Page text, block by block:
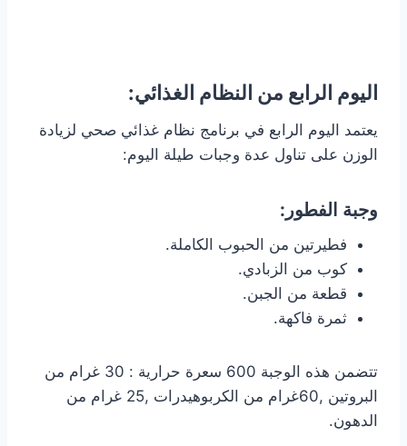
اليوم الرابع من النظام الغذائي:
يعتمد اليوم الرابع في برنامج نظام غذائي صحي لزيادة
الوزن على تناول عدة وجبات طيلة اليوم:
وجبة الفطور:
فطيرتين من الحبوب الكاملة.
كوب من الزبادي.
قطعة من الجبن.
ثمرة فاكهة.
تتضمن هذه الوجبة 600 سعرة حرارية : 30 غرام من
البروتين ,60غرام من الكربوهيدرات ,25 غرام من
الدهون.